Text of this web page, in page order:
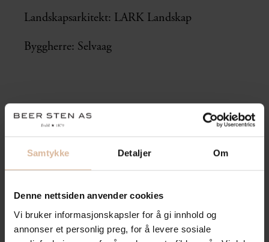
Samtykke Detaljer Om
Denne nettsiden anvender cookies
Vi bruker informasjonskapsler for å gi innhold og
annonser et personlig preg, for å levere sosiale
Landskapsarkitekt: LARK Landskap
Byggherre: Selvaag